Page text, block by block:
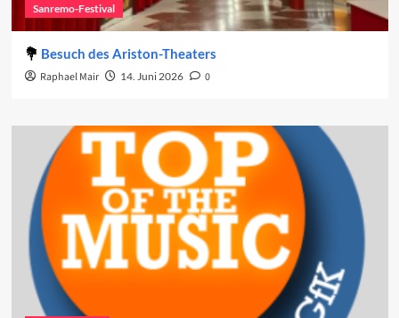
Sanremo-Festival
Besuch des Ariston-Theaters
Raphael Mair 14. Juni 2026 0